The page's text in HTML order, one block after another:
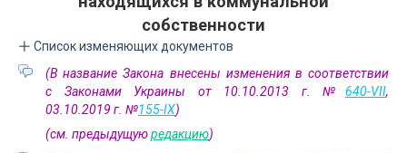
собственности
Список изменяющих документов
(В название Закона внесены изменения в соответствии
с Законами Украины от 10.10.2013 г. № 640-VII,
03.10.2019 г. №155-IX)
(см. предыдущуюредакцию)